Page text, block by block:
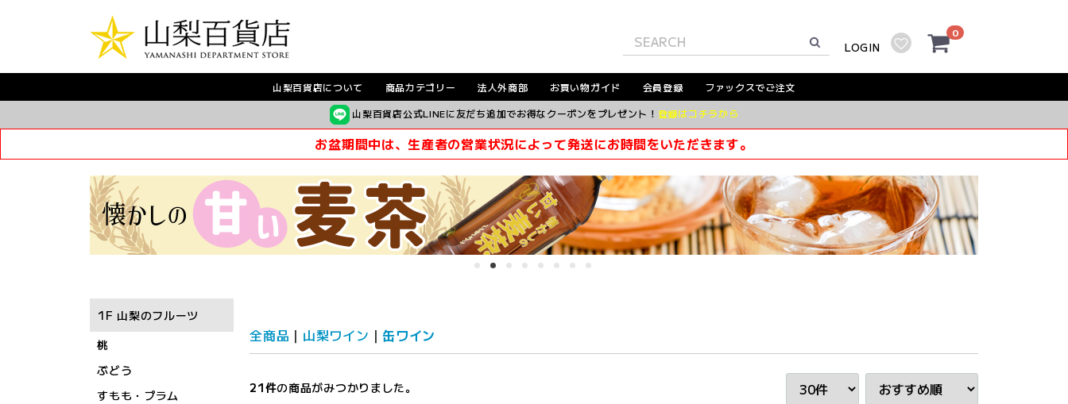
LOGIN
0
山梨百貨店について 商品カテゴリー 法人外商部 お買い物ガイド 会員登録
ファックスでご注文
山梨百貨店公式LINEに友だち追加でお得なクーポンをプレゼント！ 登録はコチラから
お盆期間中は、生産者の営業状況によって発送にお時間をいただきます。
1F 山梨のフルーツ
桃
ぶどう
すもも・プラム
全商品 山梨ワイン 缶ワイン
21件の商品がみつかりました。